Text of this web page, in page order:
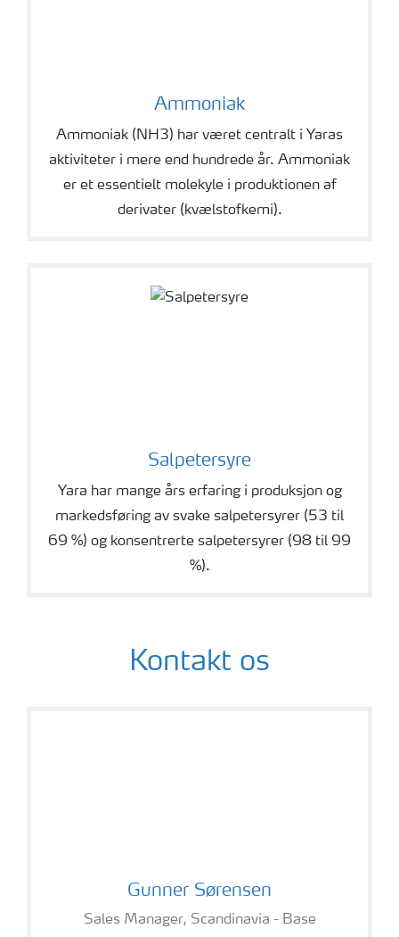
Ammoniak
Ammoniak (NH3) har været centralt i Yaras
aktiviteter i mere end hundrede år. Ammoniak
er et essentielt molekyle i produktionen af
derivater (kvælstofkemi).
Salpetersyre
Yara har mange års erfaring i produksjon og
markedsføring av svake salpetersyrer (53 til
69 %) og konsentrerte salpetersyrer (98 til 99
%).
Kontakt os
Gunner Sørensen
Sales Manager, Scandinavia - Base